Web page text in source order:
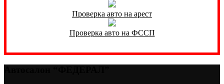
Проверка авто на арест
Проверка авто на ФССП